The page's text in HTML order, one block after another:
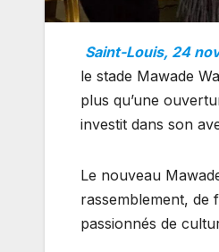
Saint-Louis, 24
le stade Mawade
plus qu’une
investit dans son
Le nouveau
rassemblement, de
passionnés de